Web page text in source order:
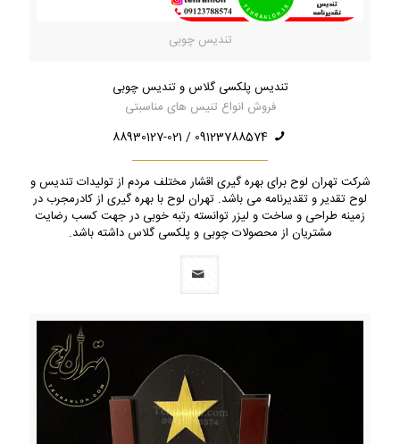
تندیس چوبی
تندیس پلکسی گلاس و تندیس چوبی
فروش انواع تنیس های مناسبتی
09123788574 / 88930127-021
شرکت تهران لوح برای بهره گیری اقشار مختلف مردم از تولیدات تندیس و
لوح تقدیر و تقدیرنامه می باشد. تهران لوح با بهره گیری از کادرمجرب در
زمینه طراحی و ساخت و لیزر توانسته رتبه خوبی در جهت کسب رضایت
مشتریان از محصولات چوبی و پلکسی گلاس داشته باشد.